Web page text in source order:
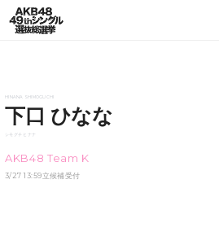
HINANA SHIMOGUCHI
下口 ひなな
シモグチ ヒナナ
AKB48 Team K
3/27 13:59立候補受付